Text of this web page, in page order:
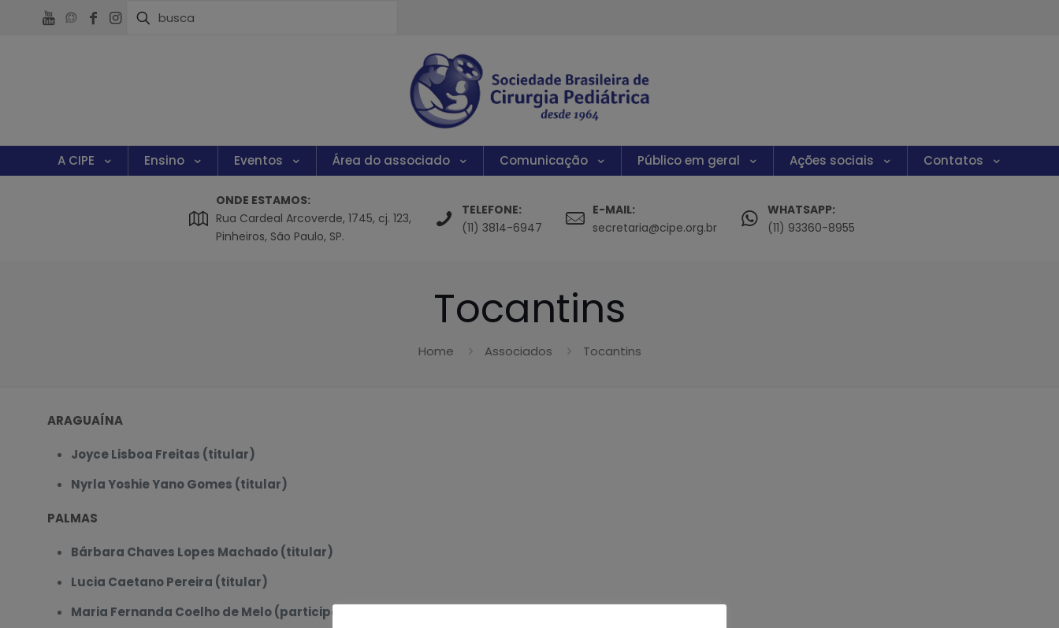
A CIPE Ensino Eventos Área do associado Comunicação Público em geral Ações sociais Contatos
ONDE ESTAMOS:
Rua Cardeal Arcoverde, 1745, cj. 123,
Pinheiros, São Paulo, SP.
TELEFONE:
(11) 3814-6947
E-MAIL:
secretaria@cipe.org.br
WHATSAPP:
(11) 93360-8955
Tocantins
Home Associados Tocantins
ARAGUAÍNA
Joyce Lisboa Freitas (titular)
Nyrla Yoshie Yano Gomes (titular)
PALMAS
Bárbara Chaves Lopes Machado (titular)
Lucia Caetano Pereira (titular)
Maria Fernanda Coelho de Melo (participante)